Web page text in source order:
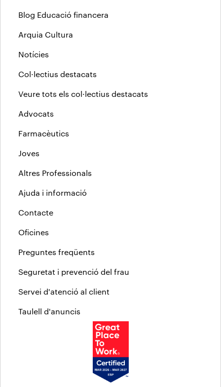
Blog Educació financera
Arquia Cultura
Notícies
Col·lectius destacats
Veure tots els col·lectius destacats
Advocats
Farmacèutics
Joves
Altres Professionals
Ajuda i informació
Contacte
Oficines
Preguntes freqüents
Seguretat i prevenció del frau
Servei d'atenció al client
Taulell d'anuncis